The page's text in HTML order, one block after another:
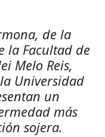
de la
la Facultad de
Melo Reis,
Universidad
un
más
sojera.